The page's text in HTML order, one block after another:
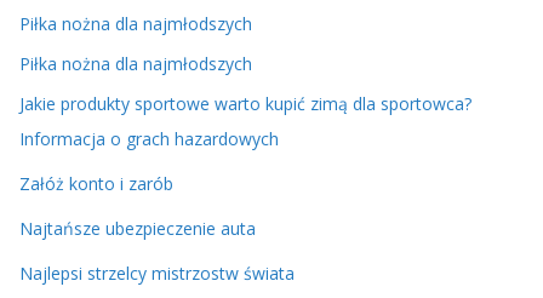
Piłka nożna dla najmłodszych
Piłka nożna dla najmłodszych
Jakie produkty sportowe warto kupić zimą dla sportowca?
Informacja o grach hazardowych
Załóż konto i zarób
Najtańsze ubezpieczenie auta
Najlepsi strzelcy mistrzostw świata